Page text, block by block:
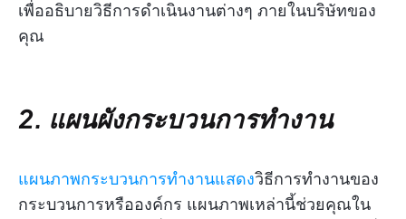
เพื่ออธิบายวิธีการดำเนินงานต่างๆ ภายในบริษัทของ
คุณ
2. แผนผังกระบวนการทำงาน
แผนภาพกระบวนการทำงานแสดงวิธีการทำงานของ
กระบวนการหรือองค์กร แผนภาพเหล่านี้ช่วยคุณใน